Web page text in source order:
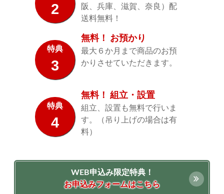
2
阪、兵庫、滋賀、奈良）配
送料無料！
特典
3
無料！ お預かり
最大６か月まで商品のお預
かりさせていただきます。
特典
4
無料！ 組立・設置
組立、設置も無料で行いま
す。（吊り上げの場合は有
料）
WEB申込み限定特典！
お申込みフォームはこちら